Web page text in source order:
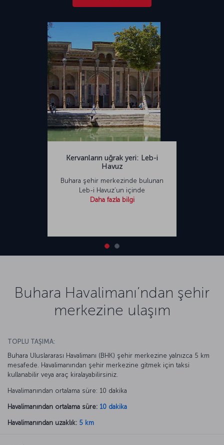
Kervanların uğrak yeri: Leb-i
Havuz
Buhara şehir merkezinde bulunan
Leb-i Havuz’un içinde
Daha fazla bilgi
Buhara Havalimanı’ndan şehir
merkezine ulaşım
TOPLU TAŞIMA:
Buhara Uluslararası Havalimanı (BHK) şehir merkezine yalnızca 5 km
mesafede. Havalimanından şehir merkezine gitmek için taksi
kullanabilir veya araç kiralayabilirsiniz.
Havalimanından ortalama süre: 10 dakika
Havalimanından ortalama süre: 10 dakika
Havalimanından uzaklık: 5 km